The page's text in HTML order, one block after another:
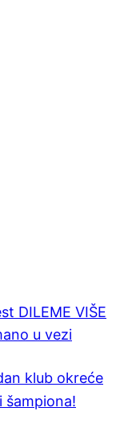
DILEME VIŠE
u vezi
klub okreće
šampiona!